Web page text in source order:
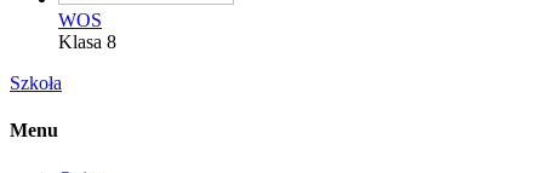
WOS
Klasa 8
Szkoła
Menu